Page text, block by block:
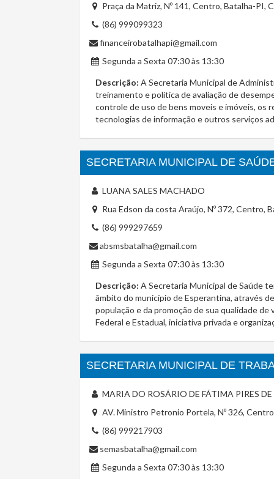
Praça da Matriz, Nº 141, Centro, Batalha-PI,
(86) 999099323
financeirobatalhapi@gmail.com
Segunda a Sexta 07:30 às 13:30
Descrição: A Secretaria Municipal de
treinamento e política de avaliação de
controle de uso de bens moveis e imóveis, os
tecnologias de informação e outros serviços
SECRETARIA MUNICIPAL DE
LUANA SALES MACHADO
Rua Edson da costa Araújo, Nº 372, Centro,
(86) 999297659
absmsbatalha@gmail.com
Segunda a Sexta 07:30 às 13:30
Descrição: A Secretaria Municipal de Saúde
âmbito do município de Esperantina, através
população e da promoção de sua qualidade
Federal e Estadual, iniciativa privada e
SECRETARIA MUNICIPAL DE
MARIA DO ROSÁRIO DE FÁTIMA PIRES
AV. Ministro Petronio Portela, Nº 326,
(86) 999217903
semasbatalha@gmail.com
Segunda a Sexta 07:30 às 13:30